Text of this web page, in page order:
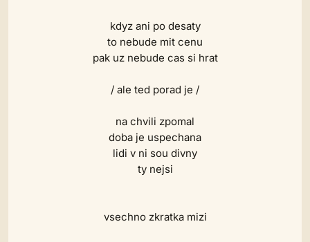
kdyz ani po desaty
to nebude mit cenu
pak uz nebude cas si hrat
/ ale ted porad je /
na chvili zpomal
doba je uspechana
lidi v ni sou divny
ty nejsi
vsechno zkratka mizi